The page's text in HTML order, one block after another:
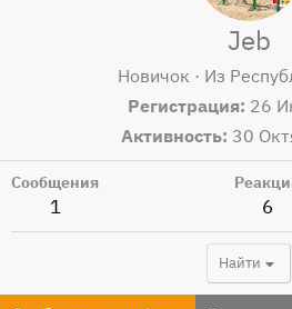
Jeb
Новичок · Из
Регистрация 26
Активность 30
Сообщения
1 6
Найти